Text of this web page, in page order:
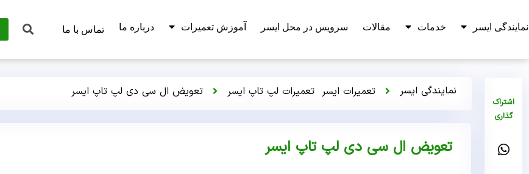
نمایندگی ایسر خدمات مقالات سرویس در محل ایسر آموزش تعمیرات درباره ما تماس با ما
اشتراک
گذاری
نمایندگی ایسر تعمیرات ایسر تعمیرات لپ تاپ ایسر تعویض ال سی دی لپ تاپ ایسر
تعویض ال سی دی لپ تاپ ایسر